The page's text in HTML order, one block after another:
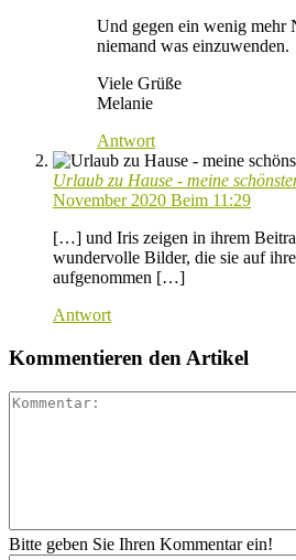
Und gegen ein wenig mehr
niemand was einzuwenden.
Viele Grüße
Melanie
Antwort
Urlaub zu Hause - meine
November 2020 Beim 11:29
[…] und Iris zeigen in ihrem
wundervolle Bilder, die sie auf
aufgenommen […]
Antwort
Kommentieren den Artikel
Bitte geben Sie Ihren Kommentar ein!